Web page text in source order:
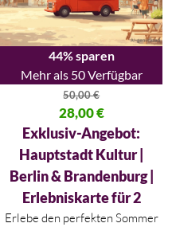
44% sparen
Mehr als 50 Verfügbar
50,00€
Ursprünglicher Preis war:
28,00€
Aktueller Preis ist: 28,00 €.
Exklusiv-Angebot:
Hauptstadt Kultur |
Berlin & Brandenburg |
Erlebniskarte für 2
Erlebe den perfekten Sommer